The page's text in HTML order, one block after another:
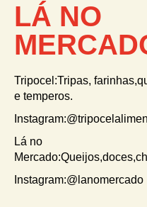
LÁ NO
Tripocel:Tripas,
e temperos.
Lá no
Instagram:@lanomercado